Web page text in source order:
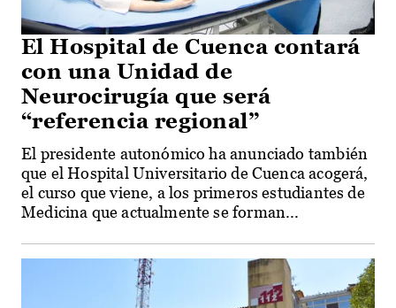
El Hospital de Cuenca contará
con una Unidad de
Neurocirugía que será
“referencia regional”
El presidente autonómico ha anunciado también
que el Hospital Universitario de Cuenca acogerá,
el curso que viene, a los primeros estudiantes de
Medicina que actualmente se forman...